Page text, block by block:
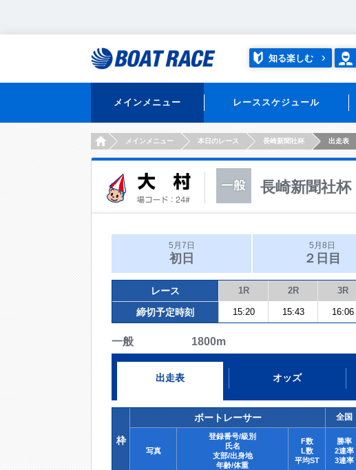
知る楽しむ
メインメニュー レーススケジュール
HOMEメインメニュー 本日のレース 長崎新聞社杯 出走表
長崎新聞社杯
5月7日
初日
5月8日
２日目
レース 1R 2R 3R
締切予定時刻 15:20 15:43 16:06
一般 1800m
出走表 オッズ
枠
ボートレーサー 全国
写真
登録番号/級別
氏名
支部/出身地
年齢/体重
F数
L数
平均ST
勝率
2連率
3連率